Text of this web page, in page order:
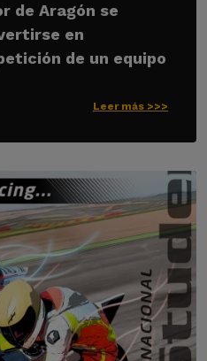
de Aragón se
en
de un equipo
Leer más >>>